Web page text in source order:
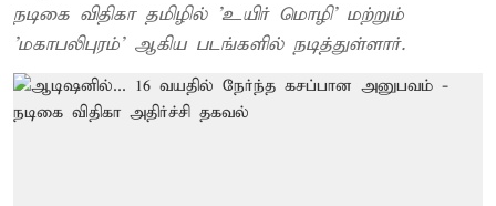
நடிகை விதிகா தமிழில் 'உயிர் மொழி' மற்றும்
'மகாபலிபுரம்' ஆகிய படங்களில் நடித்துள்ளார்.